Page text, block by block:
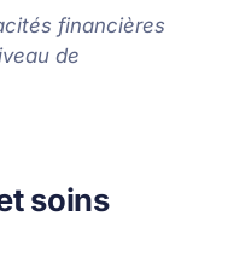
financières
de
soins